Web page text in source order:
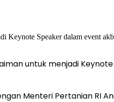
untuk menjadi
Menteri Pertanian RI